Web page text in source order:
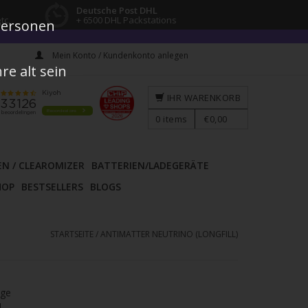
Deutsche Post DHL
+ 6500 DHL Packstations
Mein Konto / Kundenkonto anlegen
/ CLEAROMIZER
BATTERIEN/LADEGERÄTE
BESTSELLERS BLOGS
IHR WARENKORB
0 items €0,00
STARTSEITE /ANTIMATTER NEUTRINO (LONGFILL)
alt sein